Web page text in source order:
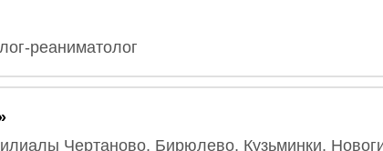
реаниматолог
Чертаново, Бирюлево, Кузьминки,